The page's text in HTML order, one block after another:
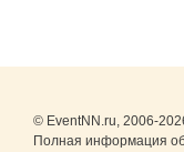
© EventNN.ru, 2006-
Полная информация